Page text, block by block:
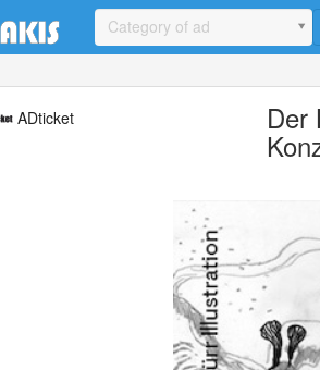
Category of ad
ADticket Der